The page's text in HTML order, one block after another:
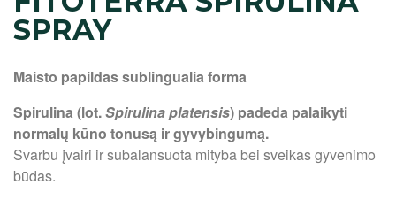
SPRAY
Maisto papildas sublingualia forma
Spirulina (lot.Spirulina platensis) padeda palaikyti
normalų kūno tonusą ir gyvybingumą.
Svarbu įvairi ir subalansuota mityba bei sveikas gyvenimo
būdas.